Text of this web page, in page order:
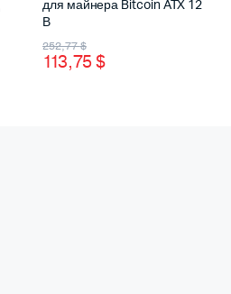
для майнера Bitcoin ATX 12
В
252,77$
Первоначальная
цена
113,75$
Текущая
цена: